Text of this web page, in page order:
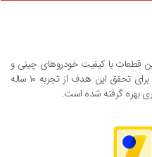
قطعات با کیفیت خودروهای چینی و
ایرانی و قیمت رقابتی ایجاد شده است که برای تحقق این هدف از تجربه ۱۰ ساله
بهره گرفته شده است.